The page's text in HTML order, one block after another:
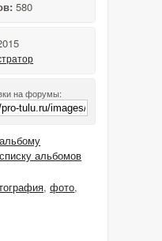
580
на форумы:
альбому
списку альбомов
,фото,